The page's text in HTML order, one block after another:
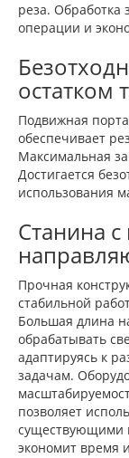
реза. Обработка
операции и
остатком
Подвижная
обеспечивает
Максимальная
Достигается
использования
Станина
Прочная
стабильной
Большая длина
обрабатывать
адаптируясь к
задачам.
позволяет
существующими
экономит время